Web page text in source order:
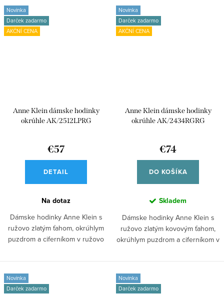
Novinka
Darček zadarmo
AKČNÍ CENA
Anne Klein dámske hodinky
okrúhle AK/2512LPRG
€57
DETAIL
Na dotaz
Dámske hodinky Anne Klein s
ružovo zlatým ťahom, okrúhlym
puzdrom a ciferníkom v ružovo
Novinka
Darček zadarmo
AKČNÍ CENA
Anne Klein dámske hodinky
okrúhle AK/2434RGRG
€74
DO KOŠÍKA
Skladem
Dámske hodinky Anne Klein s
ružovo zlatým kovovým ťahom,
okrúhlym puzdrom a ciferníkom v
Novinka
Darček zadarmo
Novinka
Darček zadarmo